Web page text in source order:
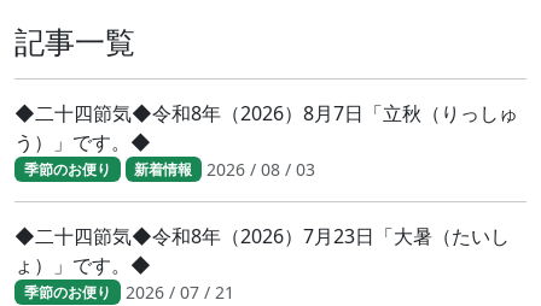
記事一覧
◆二十四節気◆令和8年（2026）8月7日「立秋（りっしゅ
う）」です。◆
季節のお便り 新着情報 2026 / 08 / 03
◆二十四節気◆令和8年（2026）7月23日「大暑（たいし
ょ）」です。◆
季節のお便り 2026 / 07 / 21